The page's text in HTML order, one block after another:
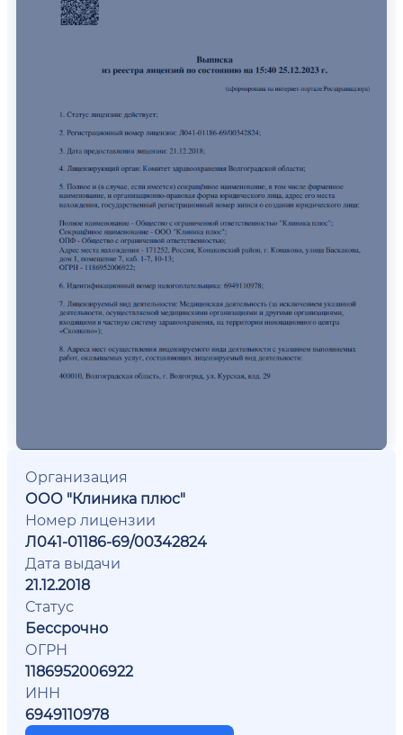
Организация
ООО "Клиника плюс"
Номер лицензии
Л041-01186-69/00342824
Дата выдачи
21.12.2018
Статус
Бессрочно
ОГРН
1186952006922
ИНН
6949110978